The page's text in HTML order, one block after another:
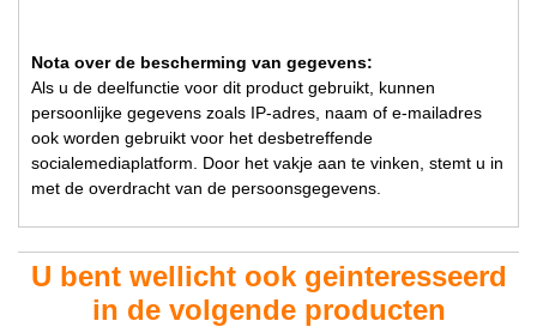
Nota over de bescherming van gegevens:
Als u de deelfunctie voor dit product gebruikt, kunnen
persoonlijke gegevens zoals IP-adres, naam of e-mailadres
ook worden gebruikt voor het desbetreffende
socialemediaplatform. Door het vakje aan te vinken, stemt u in
met de overdracht van de persoonsgegevens.
U bent wellicht ook geinteresseerd
in de volgende producten